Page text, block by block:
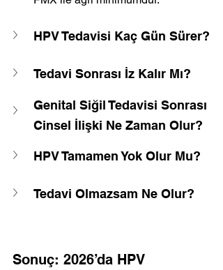
HPV Tedavisi Kaç Gün Sürer?
Tedavi Sonrası İz Kalır Mı?
Genital Siğil Tedavisi Sonrası
Cinsel İlişki Ne Zaman Olur?
HPV Tamamen Yok Olur Mu?
Tedavi Olmazsam Ne Olur?
Sonuç: 2026’da HPV